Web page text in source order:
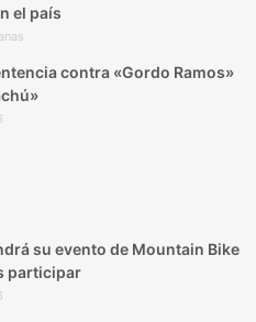
el país
contra «Gordo Ramos»
su evento de Mountain Bike
participar